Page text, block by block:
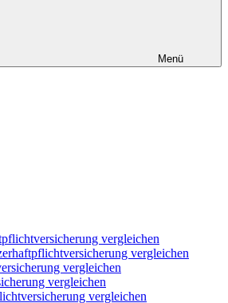
Menü
vergleichen
vergleichen
vergleichen
vergleichen
vergleichen